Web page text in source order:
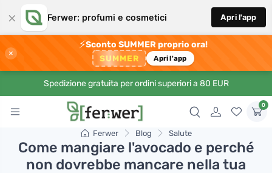
× Ferwer: profumi e cosmetici Apri l'app
×
⚡Sconto SUMMER proprio ora!
SUMMER Apri l'app
Spedizione gratuita per ordini superiori a 80 EUR
0
Ferwer Blog Salute
Come mangiare l'avocado e perché
non dovrebbe mancare nella tua